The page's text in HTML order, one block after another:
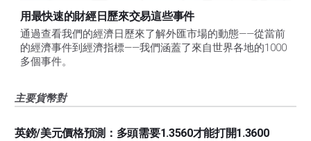
用最快速的財經日歷來交易這些事件
通過查看我們的經濟日歷來了解外匯市場的動態——從當前
的經濟事件到經濟指標——我們涵蓋了來自世界各地的1000
多個事件。
主要貨幣對
英鎊/美元價格預測：多頭需要1.3560才能打開1.3600